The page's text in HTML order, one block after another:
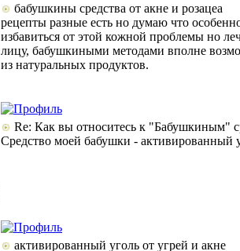
бабушкины средства от акне и розацеа
рецепты разные есть но думаю что
избавиться от этой кожной проблемы но
лицу, бабушкиными методами вполне
из натуральных продуктов.
Re: Как вы относитесь к "Бабушкиным"
Средство моей бабушки - активированный
активированный уголь от угрей и акне